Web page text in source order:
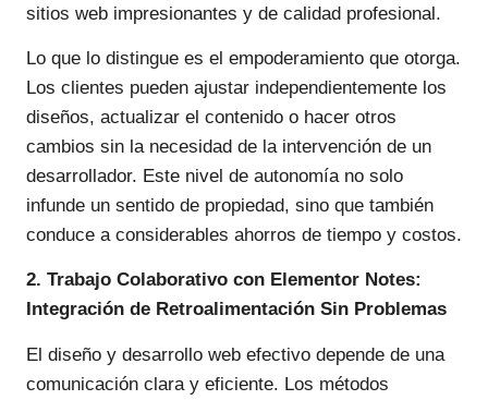
sitios web impresionantes y de calidad profesional.
Lo que lo distingue es el empoderamiento que otorga.
Los clientes pueden ajustar independientemente los
diseños, actualizar el contenido o hacer otros
cambios sin la necesidad de la intervención de un
desarrollador. Este nivel de autonomía no solo
infunde un sentido de propiedad, sino que también
conduce a considerables ahorros de tiempo y costos.
2. Trabajo Colaborativo con Elementor Notes:
Integración de Retroalimentación Sin Problemas
El diseño y desarrollo web efectivo depende de una
comunicación clara y eficiente. Los métodos